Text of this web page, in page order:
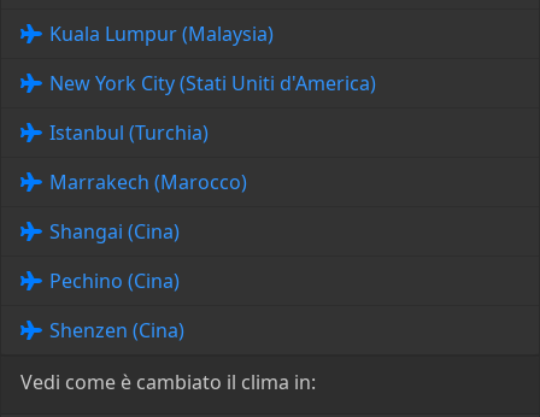
Kuala Lumpur (Malaysia)
New York City (Stati Uniti d'America)
Istanbul (Turchia)
Marrakech (Marocco)
Shangai (Cina)
Pechino (Cina)
Shenzen (Cina)
Vedi come è cambiato il clima in: